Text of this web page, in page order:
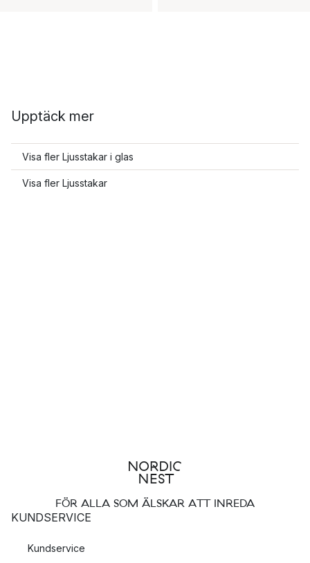
Upptäck mer
Visa fler Ljusstakar i glas
Visa fler Ljusstakar
FÖR ALLA SOM ÄLSKAR ATT INREDA
KUNDSERVICE
Kundservice